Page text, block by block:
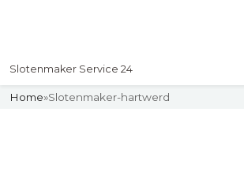
Slotenmaker Service 24
Home»Slotenmaker-hartwerd